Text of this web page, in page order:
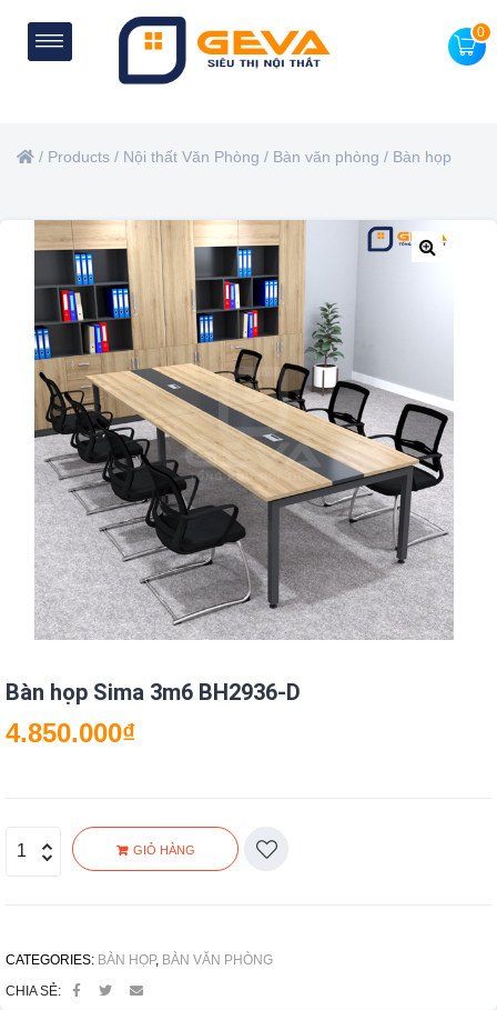
0
/ Products / Nội thất Văn Phòng / Bàn văn phòng / Bàn họp
Bàn họp Sima 3m6 BH2936-D
4.850.000₫
GIỎ HÀNG
CATEGORIES: BÀN HỌP, BÀN VĂN PHÒNG
CHIA SẺ: